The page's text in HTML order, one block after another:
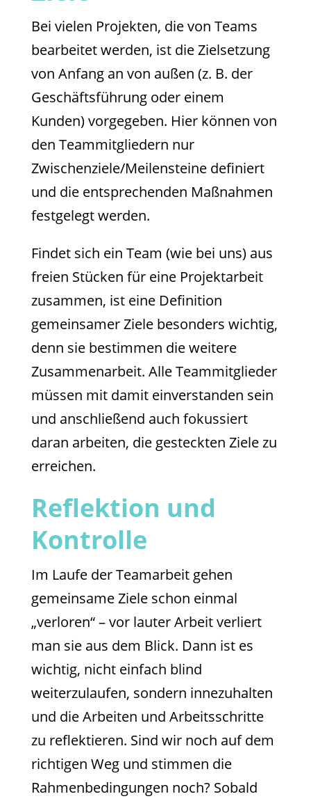
Bei vielen Projekten, die von Teams
bearbeitet werden, ist die Zielsetzung
von Anfang an von außen (z. B. der
Geschäftsführung oder einem
Kunden) vorgegeben. Hier können von
den Teammitgliedern nur
Zwischenziele/Meilensteine definiert
und die entsprechenden Maßnahmen
festgelegt werden.
Findet sich ein Team (wie bei uns) aus
freien Stücken für eine Projektarbeit
zusammen, ist eine Definition
gemeinsamer Ziele besonders wichtig,
denn sie bestimmen die weitere
Zusammenarbeit. Alle Teammitglieder
müssen mit damit einverstanden sein
und anschließend auch fokussiert
daran arbeiten, die gesteckten Ziele zu
erreichen.
Reflektion und
Kontrolle
Im Laufe der Teamarbeit gehen
gemeinsame Ziele schon einmal
„verloren“ – vor lauter Arbeit verliert
man sie aus dem Blick. Dann ist es
wichtig, nicht einfach blind
weiterzulaufen, sondern innezuhalten
und die Arbeiten und Arbeitsschritte
zu reflektieren. Sind wir noch auf dem
richtigen Weg und stimmen die
Rahmenbedingungen noch? Sobald